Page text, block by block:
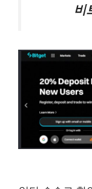
비